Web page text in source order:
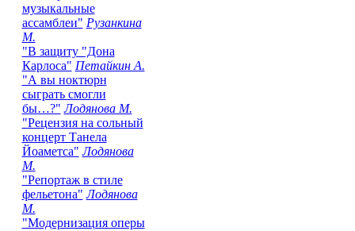
музыкальные
ассамблеи" Рузанкина
М.
"В защиту "Дона
Карлоса" Петайкин А.
"А вы ноктюрн
сыграть смогли
бы…?" Лодянова М.
"Рецензия на сольный
концерт Танела
Йоаметса" Лодянова
М.
"Репортаж в стиле
фельетона" Лодянова
М.
"Модернизация оперы